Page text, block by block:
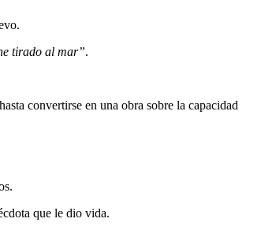
tirado al mar”.
convertirse en una obra sobre la capacidad
que le dio vida.